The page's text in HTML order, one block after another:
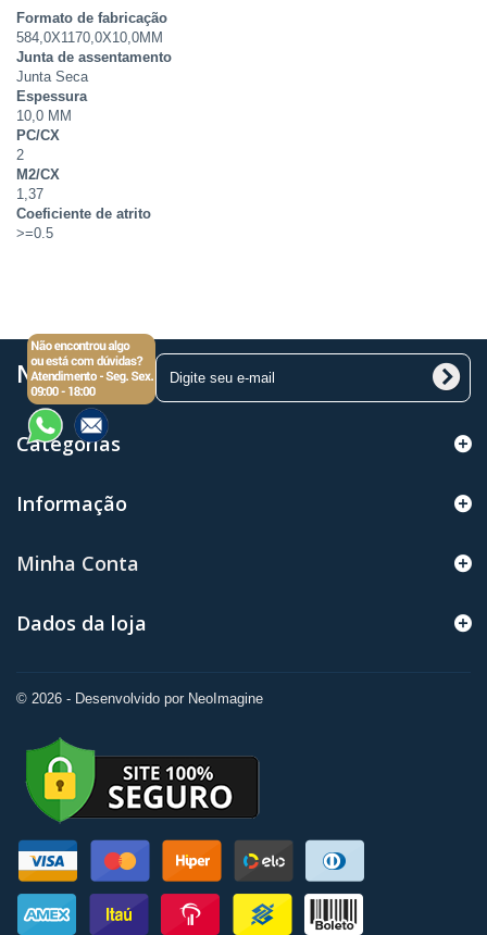
Formato de fabricação
584,0X1170,0X10,0MM
Junta de assentamento
Junta Seca
Espessura
10,0 MM
PC/CX
2
M2/CX
1,37
Coeficiente de atrito
>=0.5
Newsletter
Categorias
Informação
© 2026 - Desenvolvido por NeoImagine
Minha Conta
Dados da loja